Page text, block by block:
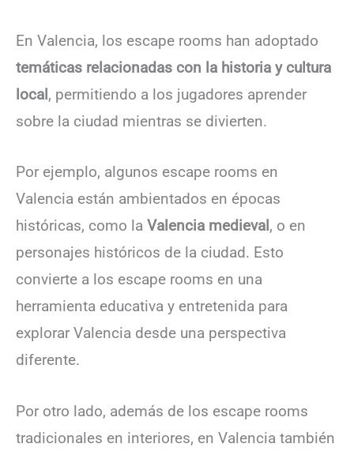
En Valencia, los escape rooms han adoptado
temáticas relacionadas con la historia y cultura
local, permitiendo a los jugadores aprender
sobre la ciudad mientras se divierten.
Por ejemplo, algunos escape rooms en
Valencia están ambientados en épocas
históricas, como la Valencia medieval, o en
personajes históricos de la ciudad. Esto
convierte a los escape rooms en una
herramienta educativa y entretenida para
explorar Valencia desde una perspectiva
diferente.
Por otro lado, además de los escape rooms
tradicionales en interiores, en Valencia también